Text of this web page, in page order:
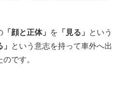
「顔と正体」 を 「見る」
という
という意志を持って車外へ出
です。